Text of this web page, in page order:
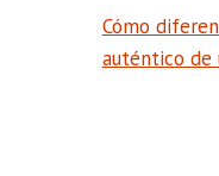
Cómo
auténtico de